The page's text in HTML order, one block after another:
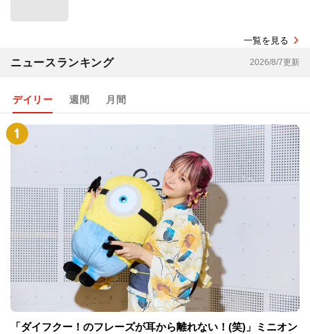
一覧を見る
ニュースランキング 2026/8/7更新
デイリー 週間 月間
「ダイフクー！のフレーズが耳から離れない！(笑)」ミニオン